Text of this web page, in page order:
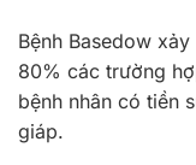
Bệnh Basedow
80% các trường
bệnh nhân có tiền
giáp.